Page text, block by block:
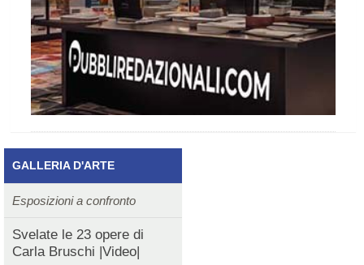
GALLERIA D'ARTE
Esposizioni a confronto
Svelate le 23 opere di
Carla Bruschi |Video|